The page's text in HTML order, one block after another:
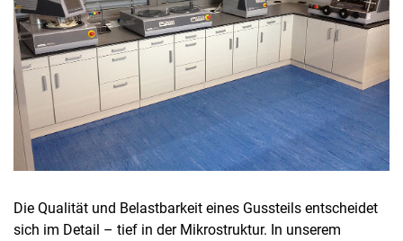
Die Qualität und Belastbarkeit eines Gussteils entscheidet
sich im Detail – tief in der Mikrostruktur. In unserem